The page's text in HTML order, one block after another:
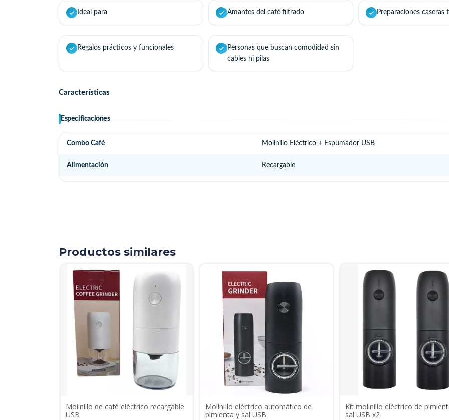
Ideal para Amantes del café filtrado Preparaciones caseras
Regalos prácticos y funcionales
Personas que buscan comodidad sin
cables ni pilas
Características
Especificaciones
Combo Café Molinillo Eléctrico + Espumador USB
Alimentación Recargable
Productos similares
Molinillo de café eléctrico recargable
USB
Molinillo eléctrico automático de
pimienta y sal USB
Kit molinillo eléctrico de
sal USB x2